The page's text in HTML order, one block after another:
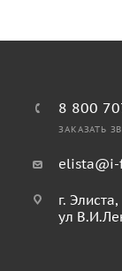
8 800
ЗАКАЗАТЬ
г. Элиста,
ул